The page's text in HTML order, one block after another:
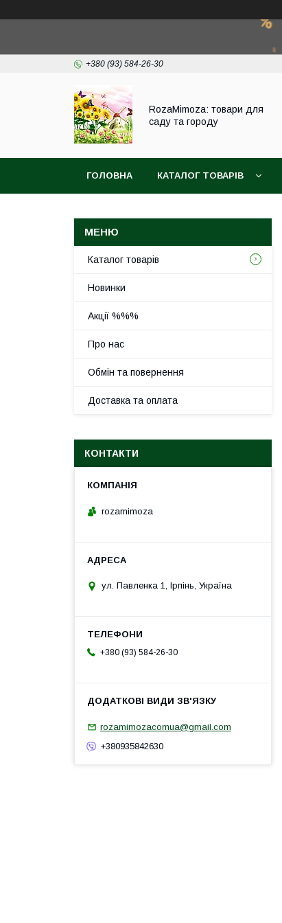
+380 (93) 584-26-30
RozaMimoza: товари для
саду та городу
ГОЛОВНА КАТАЛОГ ТОВАРІВ
Каталог товарів
Новинки
Акції %%%
Про нас
Обмін та повернення
Доставка та оплата
КОНТАКТИ
rozamimoza
ул. Павленка 1, Ірпінь, Україна
+380 (93) 584-26-30
rozamimozacomua@gmail.com
+380935842630